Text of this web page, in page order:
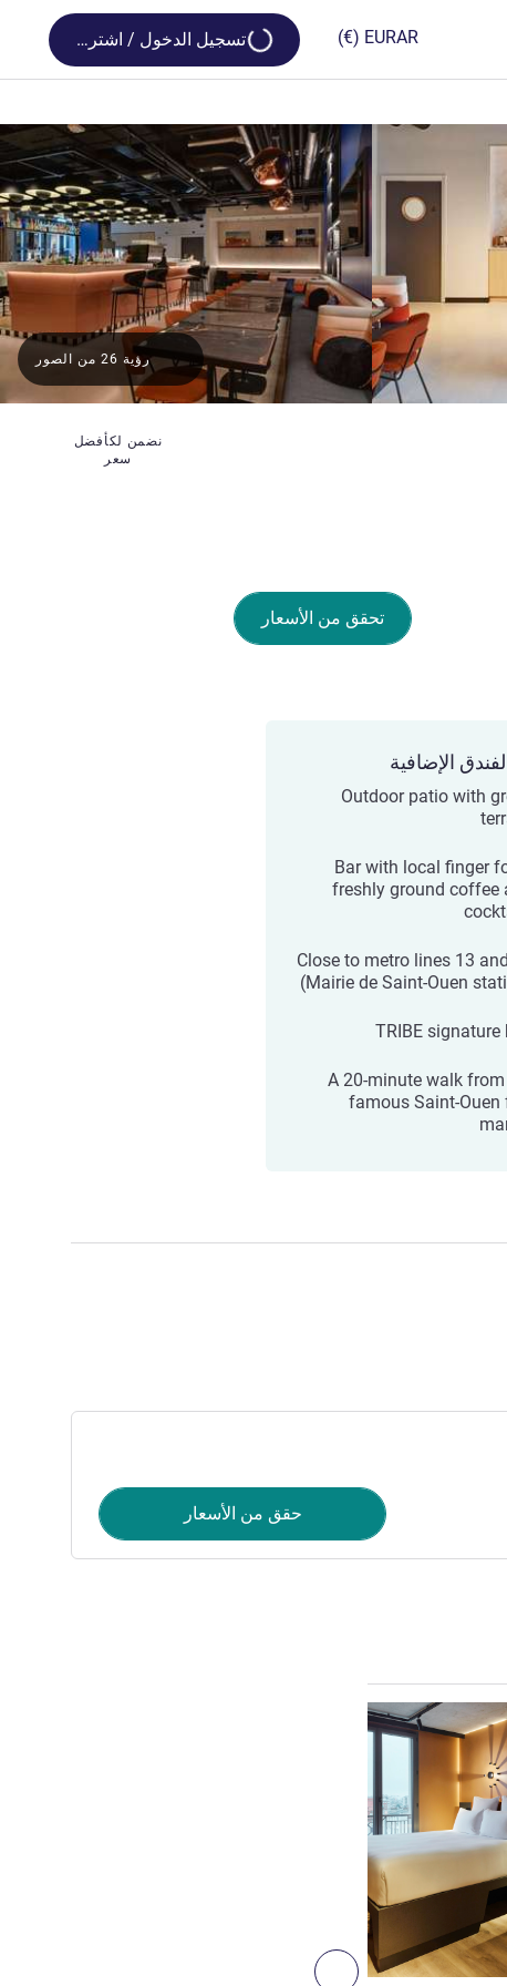
AR
EUR
(€)
Loading...
تسجيل الدخول / اشترك
نضمن لكأفضل
سعر
رؤية 26 من الصور
تحقق من الأسعار
الإضافية
Outdoor patio with
Bar with local finger
freshly ground coffee
Close to metro lines 13
(Mairie de Saint-Ouen
TRIBE signature
A 20-minute walk
famous Saint-Ouen
حقق من الأسعار
التالي - غرفة